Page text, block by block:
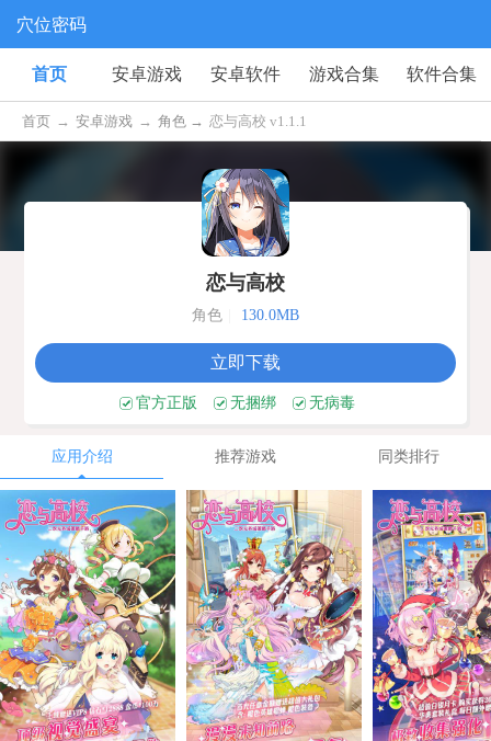
穴位密码
首页 安卓游戏 安卓软件 游戏合集 软件合集
首页 → 安卓游戏 → 角色 → 恋与高校 v1.1.1
恋与高校
角色 130.0MB
立即下载
官方正版 无捆绑 无病毒
应用介绍 推荐游戏 同类排行